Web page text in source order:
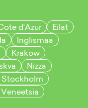
d'Azur
Eilat
Inglismaa
Krakow
Nizza
Stockholm
Veneetsia